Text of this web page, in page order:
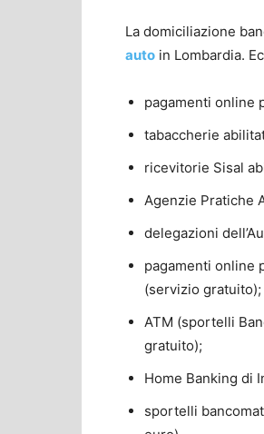
La domiciliazione
auto in Lombardia.
pagamenti online
tabaccherie
ricevitorie Sisal
Agenzie Pratiche
delegazioni
pagamenti online
(servizio gratuito);
ATM (sportelli
gratuito);
Home Banking di
sportelli